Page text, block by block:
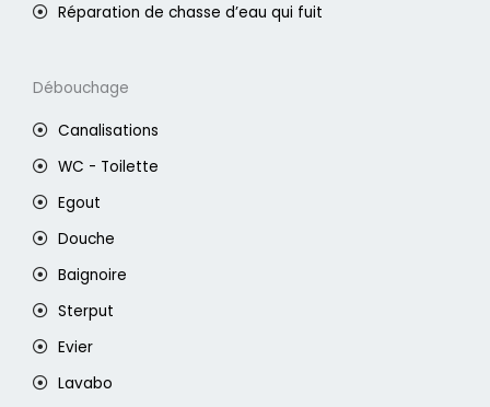
Réparation de chasse d’eau qui fuit
Débouchage
Canalisations
WC - Toilette
Egout
Douche
Baignoire
Sterput
Evier
Lavabo